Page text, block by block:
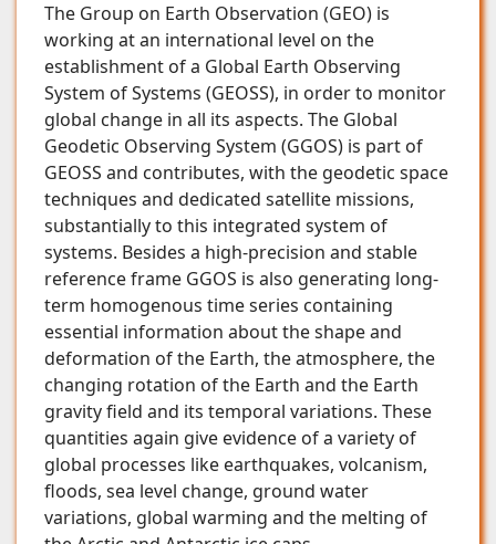
The Group on Earth Observation (GEO) is
working at an international level on the
establishment of a Global Earth Observing
System of Systems (GEOSS), in order to monitor
global change in all its aspects. The Global
Geodetic Observing System (GGOS) is part of
GEOSS and contributes, with the geodetic space
techniques and dedicated satellite missions,
substantially to this integrated system of
systems. Besides a high-precision and stable
reference frame GGOS is also generating long-
term homogenous time series containing
essential information about the shape and
deformation of the Earth, the atmosphere, the
changing rotation of the Earth and the Earth
gravity field and its temporal variations. These
quantities again give evidence of a variety of
global processes like earthquakes, volcanism,
floods, sea level change, ground water
variations, global warming and the melting of